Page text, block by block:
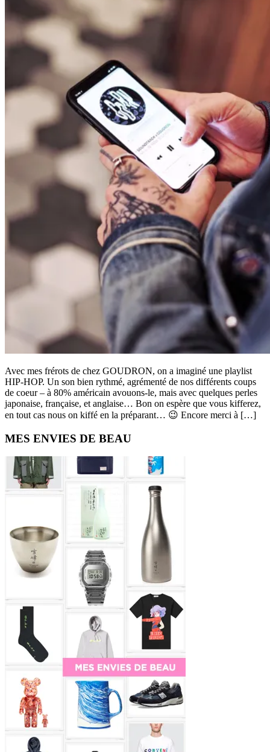
Avec mes frérots de chez GOUDRON, on a imaginé une playlist
HIP-HOP. Un son bien rythmé, agrémenté de nos différents coups
de coeur – à 80% américain avouons-le, mais avec quelques perles
japonaise, française, et anglaise… Bon on espère que vous kifferez,
en tout cas nous on kiffé en la préparant… 😉 Encore merci à […]
Primary
Sidebar
MES ENVIES DE BEAU